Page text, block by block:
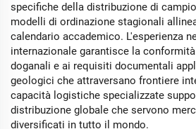
specifiche della distribuzione di
modelli di ordinazione stagionali
calendario accademico. L'esperienza
internazionale garantisce la
doganali e ai requisiti documentali
geologici che attraversano frontiere
capacità logistiche specializzate
distribuzione globale che servono
diversificati in tutto il mondo.